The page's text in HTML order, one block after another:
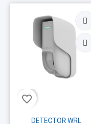
favorite_border
DETECTOR WRL